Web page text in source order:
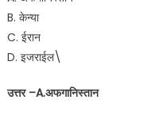
B. केन्या
C. ईरान
D. इजराईल\
उत्तर –A.अफगानिस्तान